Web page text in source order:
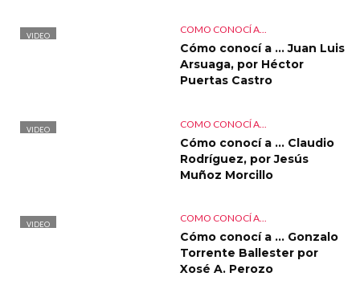
VIDEO
COMO CONOCÍ A...
Cómo conocí a … Juan Luis
Arsuaga, por Héctor
Puertas Castro
VIDEO
COMO CONOCÍ A...
Cómo conocí a … Claudio
Rodríguez, por Jesús
Muñoz Morcillo
VIDEO
COMO CONOCÍ A...
Cómo conocí a … Gonzalo
Torrente Ballester por
Xosé A. Perozo